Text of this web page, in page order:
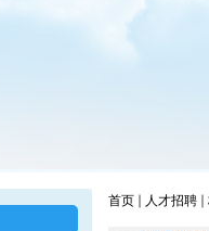
首页 人才招聘